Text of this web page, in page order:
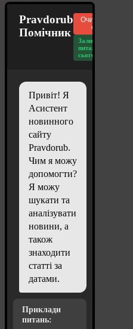
Pravdorub
Помічник
Очистити
чат
Залишилось
питань
сьогодні: 20
Привіт! Я
Асистент
новинного
сайту
Pravdorub.
Чим я можу
допомогти?
Я можу
шукати та
аналізувати
новини, а
також
знаходити
статті за
датами.
Приклади
питань: